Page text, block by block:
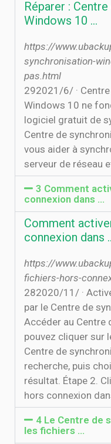
Réparer :
Windows 10 …
https://
synchronisation-
pas.html
29‏‏/6‏‏/2021 · Centre de synchronisation de
Windows 10 ne
logiciel gratuit de
Centre de
vous aider à
serveur de réseau
3 Comment
connexion dans …
Comment
connexion dans
https://
fichiers-hors-
28‏‏/11‏‏/2020 · Activer les fichiers hors connexion
par le Centre de
Accéder au Centre
pouvez cliquer sur
Centre de
recherche, puis
résultat. Étape 2.
hors connexion
4 Le Centre de
les fichiers …